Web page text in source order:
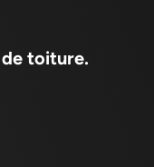
toiture.